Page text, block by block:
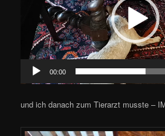
00:00
und ich danach zum Tierarzt musste –